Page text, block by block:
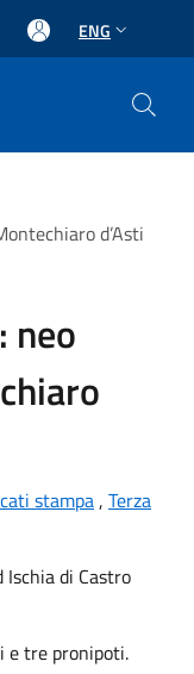
ENG
d’Asti
neo
stampa , Terza
di Castro
e tre pronipoti.